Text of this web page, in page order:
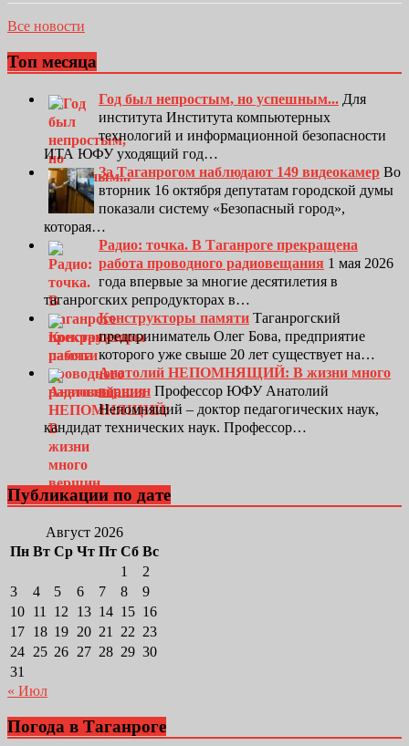
Все новости
Топ месяца
Год был непростым, но успешным... Для
института Института компьютерных
технологий и информационной безопасности
ИТА ЮФУ уходящий год…
За Таганрогом наблюдают 149 видеокамер Во
вторник 16 октября депутатам городской думы
показали систему «Безопасный город»,
которая…
Радио: точка. В Таганроге прекращена
работа проводного радиовещания 1 мая 2026
года впервые за многие десятилетия в
таганрогских репродукторах в…
Конструкторы памяти Таганрогский
предприниматель Олег Бова, предприятие
которого уже свыше 20 лет существует на…
Анатолий НЕПОМНЯЩИЙ: В жизни много
вершин Профессор ЮФУ Анатолий
Непомнящий – доктор педагогических наук,
кандидат технических наук. Профессор…
Публикации по дате
Август 2026
Пн Вт Ср Чт Пт Сб Вс
1
2
3
4 5 6 7 8
9
10 11 12 13 14 15 16
17 18 19 20 21 22 23
24 25 26 27 28 29 30
31
« Июл
Погода в Таганроге